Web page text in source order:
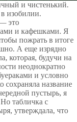
и чистенький.
в изобилии.
это
и кафешками. Я
пожрать в итоге
А еще изрядно
которая, будучи на
неоднократно
и условно
название
пустырь, я
Но табличка с
утверждала, что